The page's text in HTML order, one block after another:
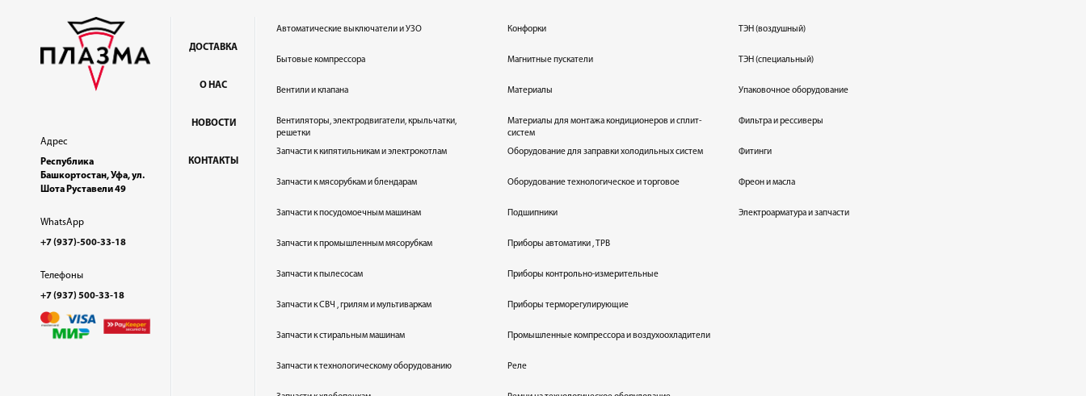
Адрес
Республика
Башкортостан, Уфа, ул.
Шота Руставели 49
WhatsApp
+7 (937)-500-33-18
Телефоны
+7 (937) 500-33-18
ДОСТАВКА
О НАС
НОВОСТИ
КОНТАКТЫ
Автоматические выключатели и УЗО
Бытовые компрессора
Вентили и клапана
Вентиляторы, электродвигатели, крыльчатки,
решетки
Запчасти к кипятильникам и электрокотлам
Запчасти к мясорубкам и блендарам
Запчасти к посудомоечным машинам
Запчасти к промышленным мясорубкам
Запчасти к пылесосам
Запчасти к СВЧ , грилям и мультиваркам
Запчасти к стиральным машинам
Запчасти к технологическому оборудованию
Конфорки
Магнитные пускатели
Материалы
Материалы для монтажа кондиционеров и сплит-
систем
Оборудование для заправки холодильных систем
Оборудование технологическое и торговое
Подшипники
Приборы автоматики , ТРВ
Приборы контрольно-измерительные
Приборы терморегулирующие
Промышленные компрессора и воздухоохладители
Реле
ТЭН (воздушный)
ТЭН (специальный)
Упаковочное оборудование
Фильтра и рессиверы
Фитинги
Фреон и масла
Электроарматура и запчасти